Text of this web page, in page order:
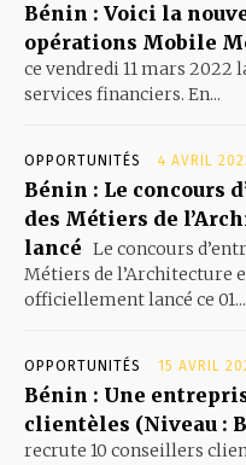
Bénin : Voici la
opérations Mobile
ce vendredi 11 mars 2022
services financiers. En...
OPPORTUNITÉS 4 AVRIL
Bénin : Le concours
des Métiers de
lancé Le concours
Métiers de l’Architecture
officiellement lancé ce 01...
OPPORTUNITÉS 15 AVRIL
Bénin : Une
clientèles (Niveau :
recrute 10 conseillers